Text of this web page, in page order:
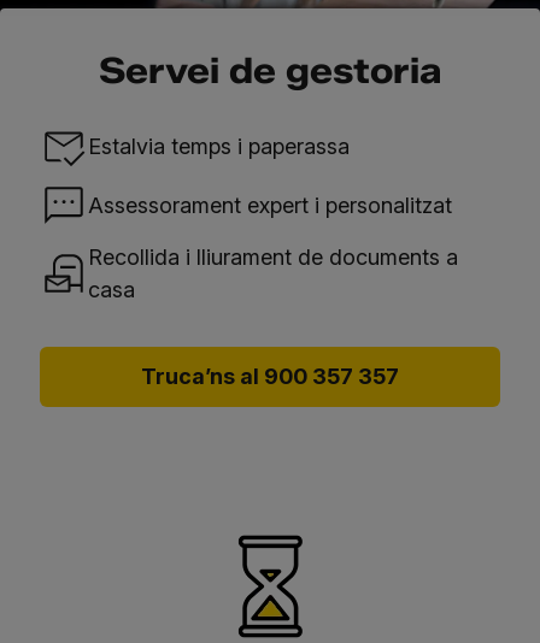
Servei de gestoria
Estalvia temps i paperassa
Assessorament expert i personalitzat
Recollida i lliurament de documents a
casa
Truca’ns al 900 357 357